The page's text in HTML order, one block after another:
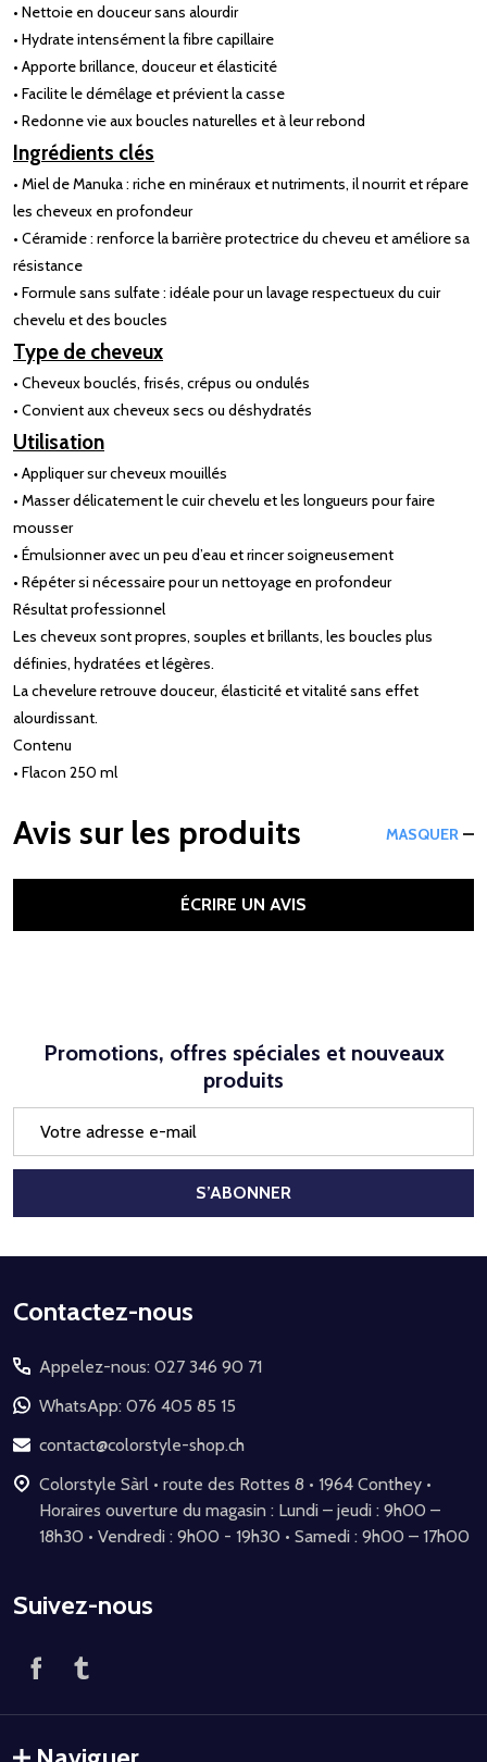
• Nettoie en douceur sans alourdir
• Hydrate intensément la fibre capillaire
• Apporte brillance, douceur et élasticité
• Facilite le démêlage et prévient la casse
• Redonne vie aux boucles naturelles et à leur rebond
Ingrédients clés
• Miel de Manuka : riche en minéraux et nutriments, il nourrit et répare
les cheveux en profondeur
• Céramide : renforce la barrière protectrice du cheveu et améliore sa
résistance
• Formule sans sulfate : idéale pour un lavage respectueux du cuir
chevelu et des boucles
Type de cheveux
• Cheveux bouclés, frisés, crépus ou ondulés
• Convient aux cheveux secs ou déshydratés
Utilisation
• Appliquer sur cheveux mouillés
• Masser délicatement le cuir chevelu et les longueurs pour faire
mousser
• Émulsionner avec un peu d’eau et rincer soigneusement
• Répéter si nécessaire pour un nettoyage en profondeur
Résultat professionnel
Les cheveux sont propres, souples et brillants, les boucles plus
définies, hydratées et légères.
La chevelure retrouve douceur, élasticité et vitalité sans effet
alourdissant.
Contenu
• Flacon 250 ml
Avis sur les produits MASQUER
ÉCRIRE UN AVIS
Promotions, offres spéciales et nouveaux
produits
mail
S’ABONNER
Début
pied
de
page
Contactez-nous
Appelez-nous: 027 346 90 71
WhatsApp: 076 405 85 15
contact@colorstyle-shop.ch
Colorstyle Sàrl • route des Rottes 8 • 1964 Conthey •
Horaires ouverture du magasin : Lundi – jeudi : 9h00 –
18h30 • Vendredi : 9h00 - 19h30 • Samedi : 9h00 – 17h00
Suivez-nous